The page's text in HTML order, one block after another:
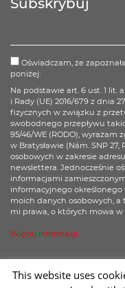
Oświadczam, że
poniżej:
Na podstawie art. 6 ust. 1 lit.
i Rady (UE) 2016/679 z dnia
fizycznych w związku z
swobodnego przepływu
95/46/WE (RODO),
w Bratysławie (Nám. SNP 27,
osobowych w zakresie
newslettera. Jednocześnie
informacjami
informacyjnego określonego
moich danych osobowych, a
mi prawa, o których mowa w
Więcej informacji
This website uses